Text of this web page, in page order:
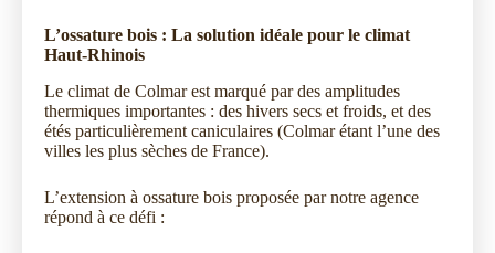
L’ossature bois : La solution idéale pour le climat
Haut-Rhinois
Le climat de Colmar est marqué par des amplitudes
thermiques importantes : des hivers secs et froids, et des
étés particulièrement caniculaires (Colmar étant l’une des
villes les plus sèches de France).
L’extension à ossature bois proposée par notre agence
répond à ce défi :